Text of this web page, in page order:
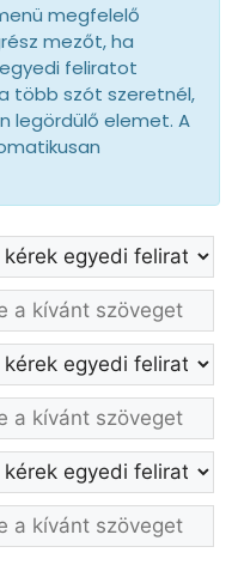
megfelelő
mezőt, ha
feliratot
több szót szeretnél,
legördülő elemet. A